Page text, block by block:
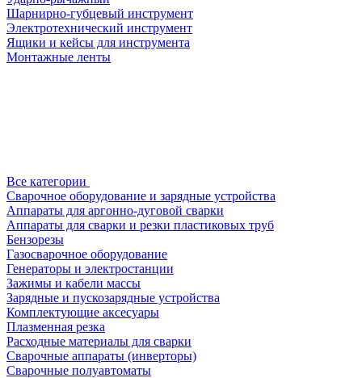
Шарнирно-губцевый инструмент
Электротехнический инструмент
Ящики и кейсы для инструмента
Монтажные ленты
Все категории
Сварочное оборудование и зарядные устройства
Аппараты для аргонно-дуговой сварки
Аппараты для сварки и резки пластиковых труб
Бензорезы
Газосварочное оборудование
Генераторы и электростанции
Зажимы и кабели массы
Зарядные и пускозарядные устройства
Комплектующие аксесуары
Плазменная резка
Расходные материалы для сварки
Сварочные аппараты (инверторы)
Сварочные полуавтоматы